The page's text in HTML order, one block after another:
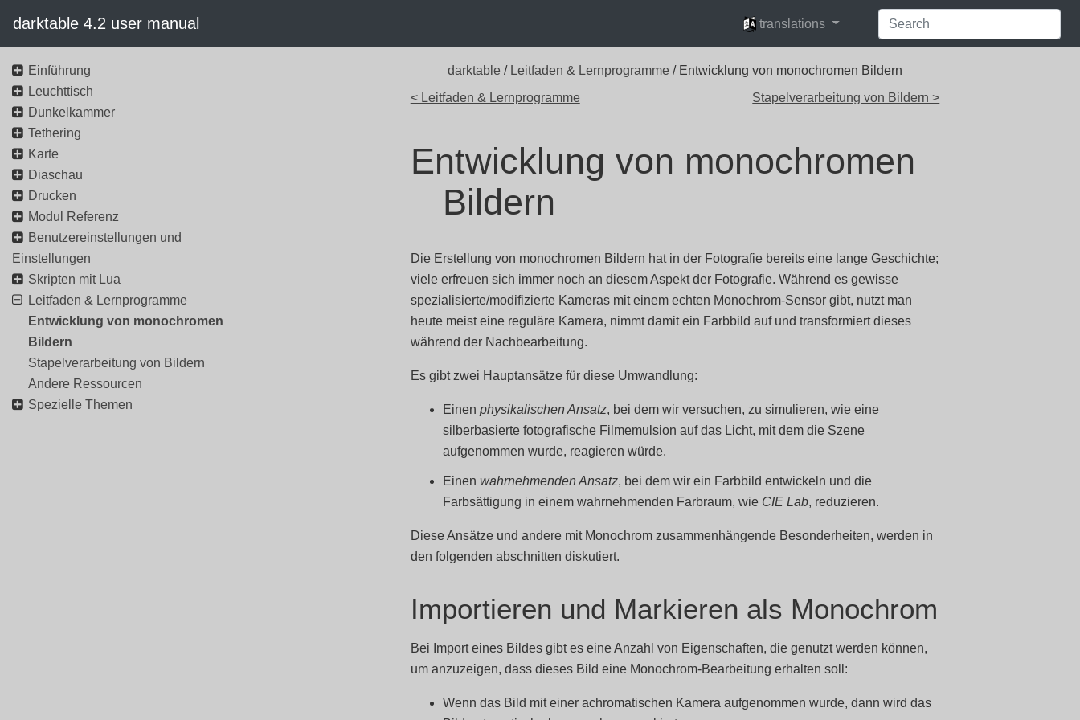
darktable 4.2 user manual languages
translations
darktable / Leitfaden & Lernprogramme / Entwicklung von monochromen Bildern
< Leitfaden & Lernprogramme
Stapelverarbeitung von Bildern >
Entwicklung von monochromen
Bildern
Die Erstellung von monochromen Bildern hat in der Fotografie bereits eine lange Geschichte;
viele erfreuen sich immer noch an diesem Aspekt der Fotografie. Während es gewisse
spezialisierte/modifizierte Kameras mit einem echten Monochrom-Sensor gibt, nutzt man
heute meist eine reguläre Kamera, nimmt damit ein Farbbild auf und transformiert dieses
während der Nachbearbeitung.
Es gibt zwei Hauptansätze für diese Umwandlung:
Einen physikalischen Ansatz, bei dem wir versuchen, zu simulieren, wie eine
silberbasierte fotografische Filmemulsion auf das Licht, mit dem die Szene
aufgenommen wurde, reagieren würde.
Einen wahrnehmenden Ansatz, bei dem wir ein Farbbild entwickeln und die
Farbsättigung in einem wahrnehmenden Farbraum, wie CIE Lab, reduzieren.
Diese Ansätze und andere mit Monochrom zusammenhängende Besonderheiten, werden in
den folgenden abschnitten diskutiert.
Importieren und Markieren als Monochrom
Bei Import eines Bildes gibt es eine Anzahl von Eigenschaften, die genutzt werden können,
um anzuzeigen, dass dieses Bild eine Monochrom-Bearbeitung erhalten soll:
Wenn das Bild mit einer achromatischen Kamera aufgenommen wurde, dann wird das
Einführung
Leuchttisch
Dunkelkammer
Tethering
Karte
Diaschau
Drucken
Modul Referenz
Benutzereinstellungen und
Einstellungen
Skripten mit Lua
Leitfaden & Lernprogramme
Entwicklung von monochromen
Bildern
Stapelverarbeitung von Bildern
Andere Ressourcen
Spezielle Themen